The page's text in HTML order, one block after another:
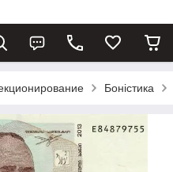
Боністика